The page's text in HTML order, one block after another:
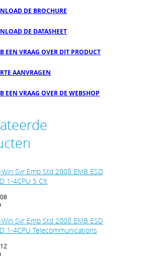
DE BROCHURE
DE DATASHEET
EEN VRAAG OVER DIT PRODUCT
AANVRAGEN
EEN VRAAG OVER DE WEBSHOP
Svr Emb Std 2008 EMB ESD
1-4CPU 5 Clt
Svr Emb Std 2008 EMB ESD
1-4CPU Telecommunications